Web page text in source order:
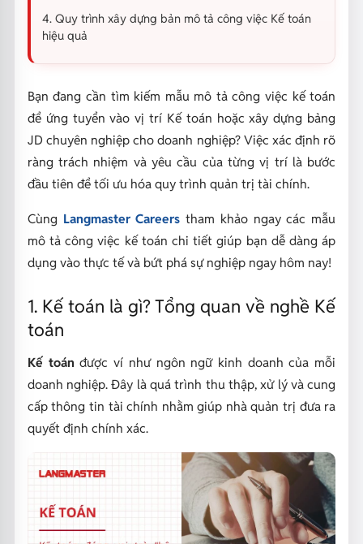
4. Quy trình xây dựng bản mô tả công việc Kế toán
hiệu quả
Bạn đang cần tìm kiếm mẫu mô tả công việc kế toán
để ứng tuyển vào vị trí Kế toán hoặc xây dựng bảng
JD chuyên nghiệp cho doanh nghiệp? Việc xác định rõ
ràng trách nhiệm và yêu cầu của từng vị trí là bước
đầu tiên để tối ưu hóa quy trình quản trị tài chính.
Cùng Langmaster Careers tham khảo ngay các mẫu
mô tả công việc kế toán chi tiết giúp bạn dễ dàng áp
dụng vào thực tế và bứt phá sự nghiệp ngay hôm nay!
1. Kế toán là gì? Tổng quan về nghề Kế
toán
Kế toán được ví như ngôn ngữ kinh doanh của mỗi
doanh nghiệp. Đây là quá trình thu thập, xử lý và cung
cấp thông tin tài chính nhằm giúp nhà quản trị đưa ra
quyết định chính xác.